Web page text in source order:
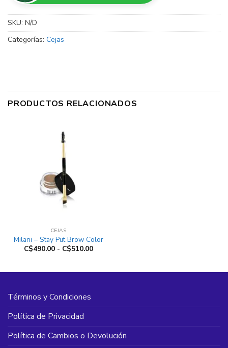
SKU: N/D
Categorías: Cejas
PRODUCTOS RELACIONADOS
CEJAS
Milani – Stay Put Brow Color
C$490.00 - C$510.00Rango
C$490.00
Términos y Condiciones
Política de Privacidad
Política de Cambios o Devolución